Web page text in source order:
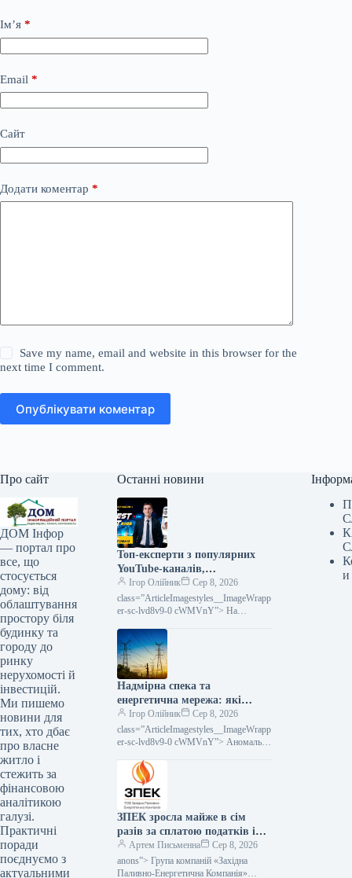
Ім’я *
Email *
Сайт
Додати коментар *
Save my name, email and website in this browser for the
next time I comment.
Опублікувати коментар
Про сайт
ДОМ Інфор
— портал про
все, що
стосується
дому: від
облаштування
простору біля
будинку та
городу до
ринку
нерухомості й
інвестицій.
Ми пишемо
новини для
тих, хто дбає
про власне
житло і
стежить за
фінансовою
аналітикою
галузі.
Практичні
поради
поєднуємо з
актуальними
Останні новини
Топ-експерти з популярних
YouTube-каналів,
присвячених інвестиціям,
виступатимуть на InvestFest
2026.
Ігор Олійник
Сер 8, 2026
class=”ArticleImagestyles__ImageWrapp
er-sc-lvd8v9-0 cWMVnY”> На
експерти з відомих YouTube-каналів
про інвестиції20 серпня відбудеться
Надмірна спека та
енергетична мережа: які
запити щодо дій
Ігор Олійник
Сер 8, 2026
class=”ArticleImagestyles__ImageWrapp
er-sc-lvd8v9-0 cWMVnY”> Аномальна
зробитиТривалий період літньої спеки
створює підвищене
ЗПЕК зросла майже в сім
разів за сплатою податків і
обов’язкових платежів —
Мінфін
Артем Письменна
Сер 8, 2026
anons”> Група компаній «Західна
Паливно-Енергетична Компанія»
и